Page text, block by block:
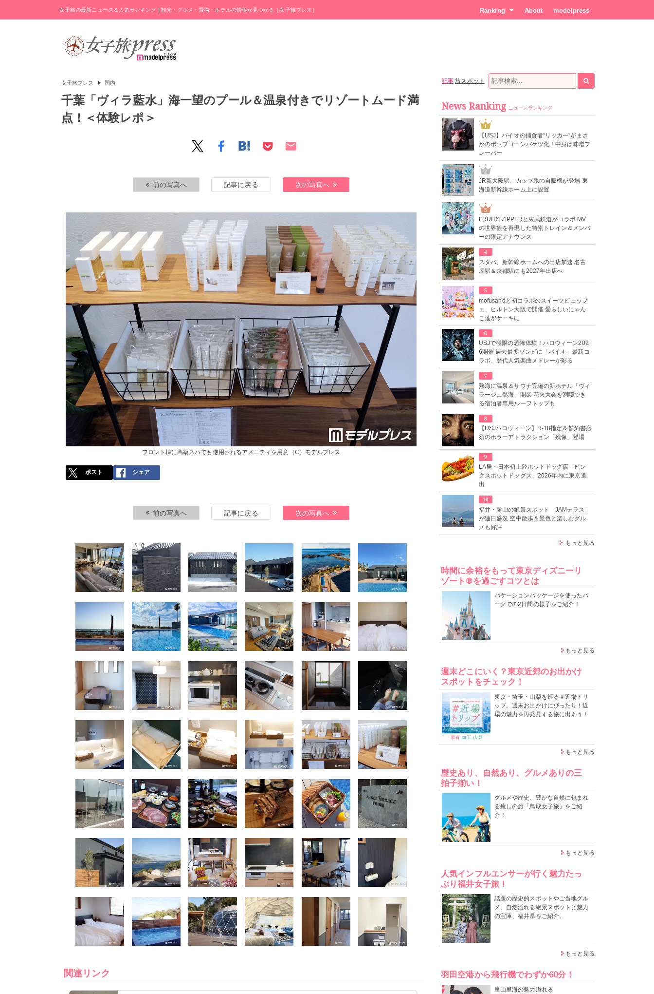
女子旅の最新ニュース＆人気ランキング | 観光・グルメ・買物・ホテルの情報が見つかる［女子旅プレス］ Ranking About modelpress
女子旅プレス 国内
千葉「ヴィラ藍水」海一望のプール＆温泉付きでリゾートムード満
点！＜体験レポ＞
前の写真へ 記事に戻る 次の写真へ
フロント棟に高級スパでも使用されるアメニティを用意（C）モデルプレス
ポスト シェア
前の写真へ 記事に戻る 次の写真へ
関連リンク
記事 旅スポット
News Ranking ニュースランキング
1
【USJ】バイオの捕食者“リッカー”がまさ
かのポップコーンバケツ化！中身は味噌フ
レーバー
2
JR新大阪駅、カップ氷の自販機が登場 東
海道新幹線ホーム上に設置
3
FRUITS ZIPPERと東武鉄道がコラボ MV
の世界観を再現した特別トレイン＆メンバ
ーの限定アナウンス
4
スタバ、新幹線ホームへの出店加速 名古
屋駅＆京都駅にも2027年出店へ
5
mofusandと初コラボのスイーツビュッフ
ェ、ヒルトン大阪で開催 愛らしいにゃん
こ達がケーキに
6
USJで極限の恐怖体験！ハロウィーン202
6開催 過去最多ゾンビに「バイオ」最新コ
ラボ、歴代人気楽曲メドレーが彩る
7
熱海に温泉＆サウナ完備の新ホテル「ヴィ
ラージュ熱海」開業 花火大会を満喫でき
る宿泊者専用ルーフトップも
8
【USJハロウィーン】R-18指定＆誓約書必
須のホラーアトラクション「残像」登場
9
LA発・日本初上陸ホットドッグ店「ピン
クスホットドッグス」2026年内に東京進
出
10
福井・勝山の絶景スポット「JAMテラス」
が連日盛況 空中散歩＆景色と楽しむグル
メも好評
もっと見る
時間に余裕をもって東京ディズニーリ
ゾート®を過ごすコツとは
バケーションパッケージを使ったパ
ークでの2日間の様子をご紹介！
もっと見る
週末どこにいく？東京近郊のお出かけ
スポットをチェック！
東京・埼玉・山梨を巡る＃近場トリ
ップ。週末お出かけにぴったり！近
場の魅力を再発見する旅に出よう！
もっと見る
歴史あり、自然あり、グルメありの三
拍子揃い！
グルメや歴史、豊かな自然に包まれ
る癒しの旅「鳥取女子旅」をご紹
介！
もっと見る
人気インフルエンサーが行く魅力たっ
ぷり福井女子旅！
話題の歴史的スポットやご当地グル
メ、自然溢れる絶景スポットと魅力
の宝庫、福井県をご紹介。
もっと見る
羽田空港から飛行機でわずか60分！
里山里海の魅力溢れる